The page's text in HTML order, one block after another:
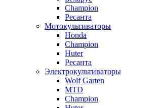
Champion
Ресанта
Мотокультиваторы
Honda
Champion
Huter
Ресанта
Электрокультиваторы
Wolf Garten
MTD
Champion